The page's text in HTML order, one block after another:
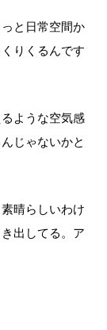
と日常空間か
りくるんです
ような空気感
じゃないかと
晴らしいわけ
出してる。ア